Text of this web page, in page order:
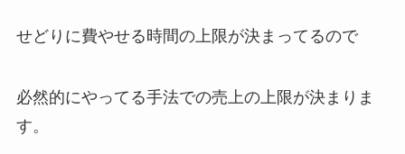
せどりに費やせる時間の上限が決まってるので
必然的にやってる手法での売上の上限が決まりま
す。